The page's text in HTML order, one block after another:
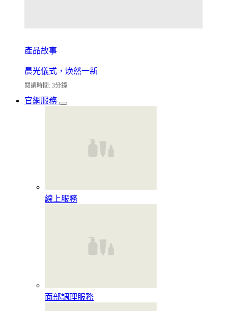
產品故事
晨光儀式，煥然一新
閱讀時間: 3分鐘
官網服務
線上服務
面部調理服務